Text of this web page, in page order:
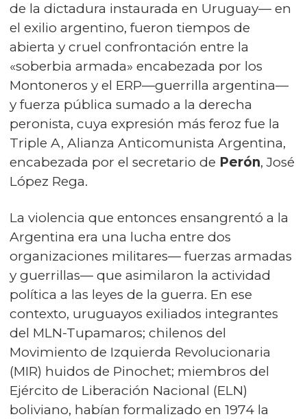
de la dictadura instaurada en Uruguay— en
el exilio argentino, fueron tiempos de
abierta y cruel confrontación entre la
«soberbia armada» encabezada por los
Montoneros y el ERP—guerrilla argentina—
y fuerza pública sumado a la derecha
peronista, cuya expresión más feroz fue la
Triple A, Alianza Anticomunista Argentina,
encabezada por el secretario de Perón, José
López Rega.
La violencia que entonces ensangrentó a la
Argentina era una lucha entre dos
organizaciones militares— fuerzas armadas
y guerrillas— que asimilaron la actividad
política a las leyes de la guerra. En ese
contexto, uruguayos exiliados integrantes
del MLN-Tupamaros; chilenos del
Movimiento de Izquierda Revolucionaria
(MIR) huidos de Pinochet; miembros del
Ejército de Liberación Nacional (ELN)
boliviano, habían formalizado en 1974 la